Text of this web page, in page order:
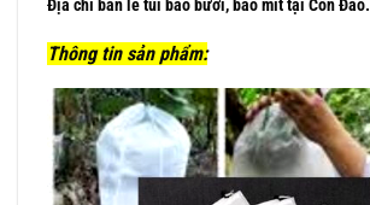
Địa chỉ bán lẻ túi bao bưởi, bao mít tại Côn Đảo.
Thông tin sản phẩm: